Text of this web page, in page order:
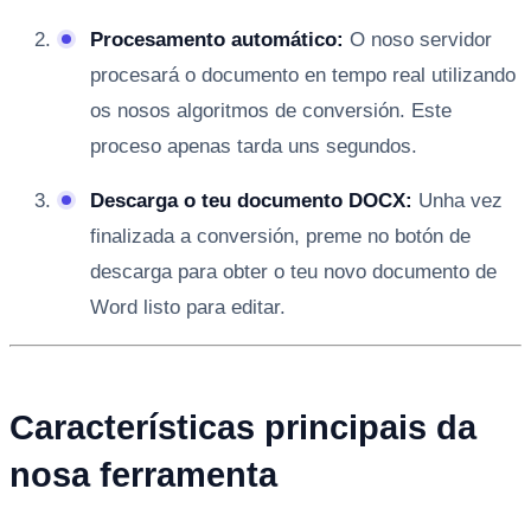
Procesamento automático: O noso servidor
procesará o documento en tempo real utilizando
os nosos algoritmos de conversión. Este
proceso apenas tarda uns segundos.
Descarga o teu documento DOCX: Unha vez
finalizada a conversión, preme no botón de
descarga para obter o teu novo documento de
Word listo para editar.
Características principais da
nosa ferramenta